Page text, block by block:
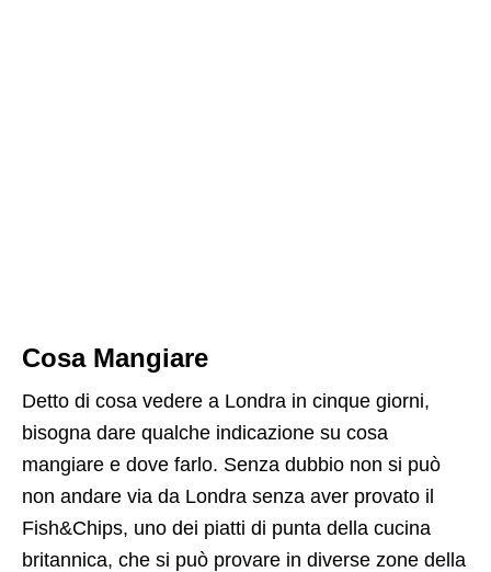
Cosa Mangiare
Detto di cosa vedere a Londra in cinque giorni,
bisogna dare qualche indicazione su cosa
mangiare e dove farlo. Senza dubbio non si può
non andare via da Londra senza aver provato il
Fish&Chips, uno dei piatti di punta della cucina
britannica, che si può provare in diverse zone della